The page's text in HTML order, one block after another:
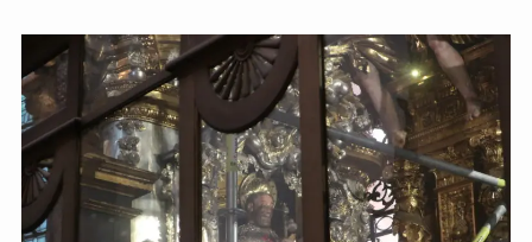
ニーチェとドストエフスキー
愛すべき遍歴の騎士ドン・キホーテ
フランス文学と歴史・文化